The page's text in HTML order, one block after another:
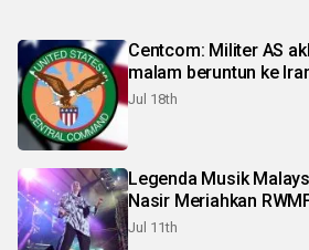
Centcom: Militer AS
malam beruntun ke
Jul 18th
Legenda Musik
Nasir Meriahkan
Jul 11th